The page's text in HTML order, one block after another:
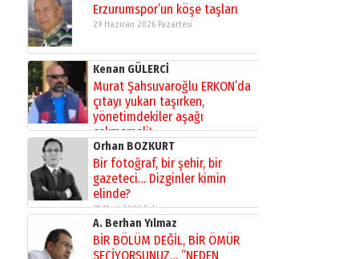
Erzurumspor’un köşe taşları
29 Haziran 2026 Pazartesi
Kenan GÜLERCİ
Murat Şahsuvaroğlu ERKON’da
çıtayı yukarı taşırken,
yönetimdekiler aşağı
çekmemeli!
17 Şubat 2026 SalıOrhan BOZKURT
Bir fotoğraf, bir şehir, bir
gazeteci… Dizginler kimin
elinde?
31 Mart 2026 Salı
A. Berhan Yılmaz
BİR BÖLÜM DEĞİL, BİR ÖMÜR
SEÇİYORSUNUZ… “NEDEN